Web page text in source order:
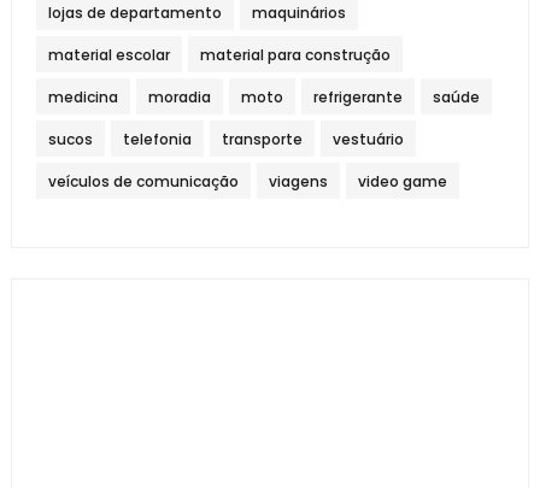
lojas de departamento maquinários
material escolar material para construção
medicina moradia moto refrigerante saúde
sucos telefonia transporte vestuário
veículos de comunicação viagens video game